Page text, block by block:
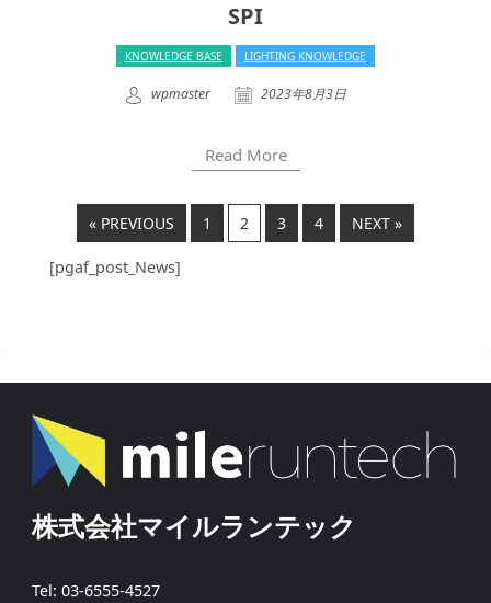
SPI
KNOWLEDGE BASE LIGHTING KNOWLEDGE
wpmaster 2023年8月3日
Read More
« PREVIOUS 1 2 3 4 NEXT »
[pgaf_post_News]
株式会社マイルランテック
Tel: 03-6555-4527